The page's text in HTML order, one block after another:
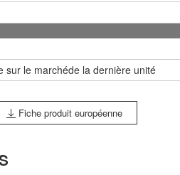
sur le marchéde la dernière unité
Fiche produit européenne